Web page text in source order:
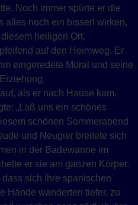
Noch immer spürte er die
alles noch ein bisserl wirken,
heiligen Ort.
auf den Heimweg. Er
eingeredete Moral und seine
als er nach Hause kam.
„Laß uns ein schönes
schönen Sommerabend
und Neugier breitete sich
in der Badewanne im
er sie am ganzen Körper.
sich ihre spanischen
Hände wanderten tiefer, zu